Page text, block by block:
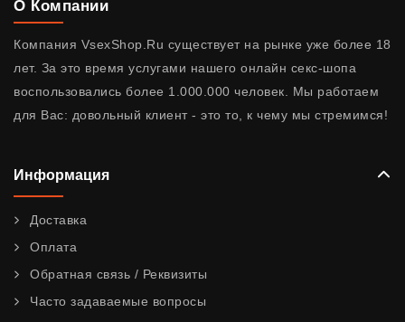
О Компании
Компания VsexShop.Ru существует на рынке уже более 18
лет. За это время услугами нашего онлайн секс-шопа
воспользовались более 1.000.000 человек. Мы работаем
для Вас: довольный клиент - это то, к чему мы стремимся!
Информация
Доставка
Оплата
Обратная связь / Реквизиты
Часто задаваемые вопросы